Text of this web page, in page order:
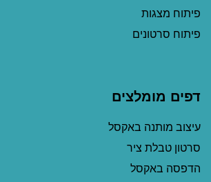
פיתוח מצגות
פיתוח סרטונים
דפים מומלצים
עיצוב מותנה באקסל
סרטון טבלת ציר
הדפסה באקסל